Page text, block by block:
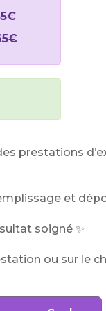
prestations
et
soigné ✨
ou sur le